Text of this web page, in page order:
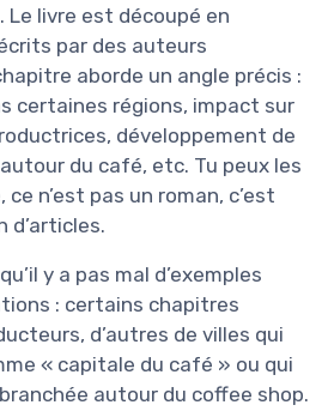
livre est découpé en
par des auteurs
aborde un angle précis :
certaines régions, impact sur
développement de
du café, etc. Tu peux les
n’est pas un roman, c’est
d’articles.
y a pas mal d’exemples
: certains chapitres
d’autres de villes qui
« capitale du café » ou qui
autour du coffee shop.